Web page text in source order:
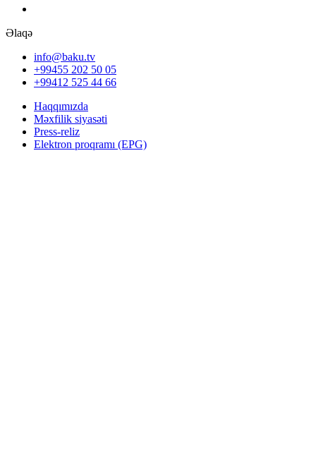
Əlaqə
info@baku.tv
+99455 202 50 05
+99412 525 44 66
Haqqımızda
Məxfilik siyasəti
Press-reliz
Elektron proqramı (EPG)